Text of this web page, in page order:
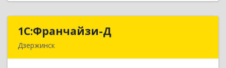
1С:Франчайзи-Д
Дзержинск